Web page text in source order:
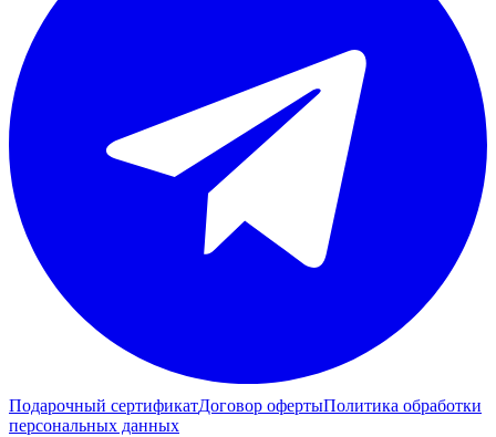
Подарочный сертификатДоговор офертыПолитика обработки
персональных данных